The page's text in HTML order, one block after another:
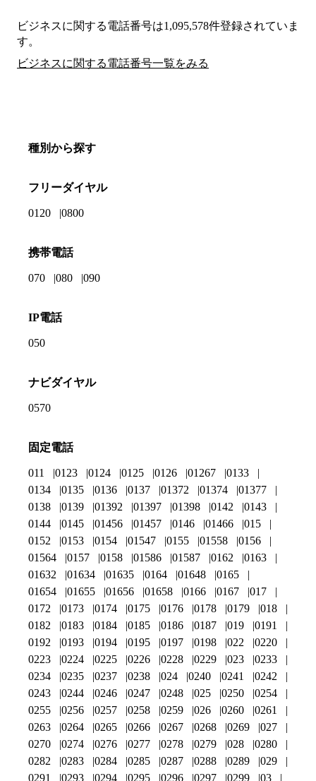
ビジネスに関する電話番号は1,095,578件登録されていま
す。
ビジネスに関する電話番号一覧をみる
種別から探す
フリーダイヤル
0120 0800
携帯電話
070 080 090
IP電話
050
ナビダイヤル
0570
固定電話
011 0123 0124 0125 0126 01267
0133
0134
0135 0136 0137 01372 01374
01377
0138
0139 01392 01397 01398 0142
0143
0144
0145 01456 01457 0146 01466
015
0152
0153 0154 01547 0155 01558
0156
01564
0157 0158 01586 01587 0162
0163
01632
01634 01635 0164 01648
0165
01654
01655 01656 01658 0166 0167
017
0172
0173 0174 0175 0176 0178 0179
018
0182
0183 0184 0185 0186 0187 019
0191
0192
0193 0194 0195 0197 0198 022
0220
0223
0224 0225 0226 0228 0229 023
0233
0234
0235 0237 0238 024 0240 0241
0242
0243
0244 0246 0247 0248 025 0250
0254
0255
0256 0257 0258 0259 026 0260
0261
0263
0264 0265 0266 0267 0268 0269
027
0270
0274 0276 0277 0278 0279 028
0280
0282
0283 0284 0285 0287 0288 0289
029
0291
0293 0294 0295 0296 0297 0299 03